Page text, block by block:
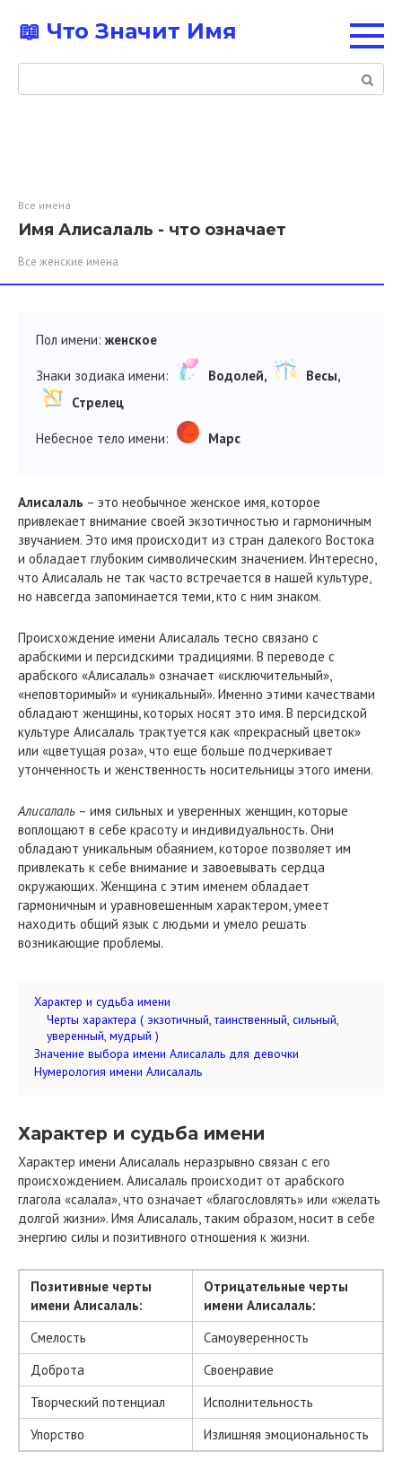
контенту
📖 Что Значит Имя
Поиск:
Все имена
Имя Алисалаль - что означает
Все женские имена
Пол имени: женское
Знаки зодиака имени: Водолей,
Весы,
Стрелец
Небесное тело имени: Марс
Алисалаль – это необычное женское имя, которое
привлекает внимание своей экзотичностью и гармоничным
звучанием. Это имя происходит из стран далекого Востока
и обладает глубоким символическим значением. Интересно,
что Алисалаль не так часто встречается в нашей культуре,
но навсегда запоминается теми, кто с ним знаком.
Происхождение имени Алисалаль тесно связано с
арабскими и персидскими традициями. В переводе с
арабского «Алисалаль» означает «исключительный»,
«неповторимый» и «уникальный». Именно этими качествами
обладают женщины, которых носят это имя. В персидской
культуре Алисалаль трактуется как «прекрасный цветок»
или «цветущая роза», что еще больше подчеркивает
утонченность и женственность носительницы этого имени.
Алисалаль – имя сильных и уверенных женщин, которые
воплощают в себе красоту и индивидуальность. Они
обладают уникальным обаянием, которое позволяет им
привлекать к себе внимание и завоевывать сердца
окружающих. Женщина с этим именем обладает
гармоничным и уравновешенным характером, умеет
находить общий язык с людьми и умело решать
возникающие проблемы.
Характер и судьба имени
Черты характера ( экзотичный, таинственный, сильный,
уверенный, мудрый )
Значение выбора имени Алисалаль для девочки
Нумерология имени Алисалаль
Характер и судьба имени
Характер имени Алисалаль неразрывно связан с его
происхождением. Алисалаль происходит от арабского
глагола «салала», что означает «благословлять» или «желать
долгой жизни». Имя Алисалаль, таким образом, носит в себе
энергию силы и позитивного отношения к жизни.
Позитивные черты
имени Алисалаль:
Отрицательные черты
имени Алисалаль:
Смелость
Самоуверенность
Доброта
Своенравие
Творческий потенциал
Исполнительность
Упорство
Излишняя эмоциональность